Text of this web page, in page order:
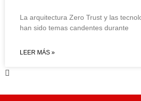
La arquitectura Zero Trust y las
han sido temas candentes durante
LEER MÁS »